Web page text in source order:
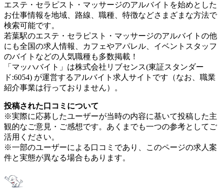
エステ・セラピスト・マッサージのアルバイトを始めとした
お仕事情報を地域、路線、職種、特徴などさまざまな方法で
検索可能です。
若葉駅のエステ・セラピスト・マッサージのアルバイトの他
にも全国の求人情報、カフェやアパレル、イベントスタッフ
のバイトなどの人気職種も多数掲載！
「マッハバイト」は株式会社リブセンス(東証スタンダー
ド:6054) が運営するアルバイト求人サイトです（なお、職業
紹介事業は行っておりません）。
投稿された口コミについて
※実際に応募したユーザーが当時の内容に基いて投稿した主
観的なご意見・ご感想です。あくまでも一つの参考としてご
活用ください。
※一部のユーザーによる口コミであり、このページの求人案
件と実態が異なる場合もあります。